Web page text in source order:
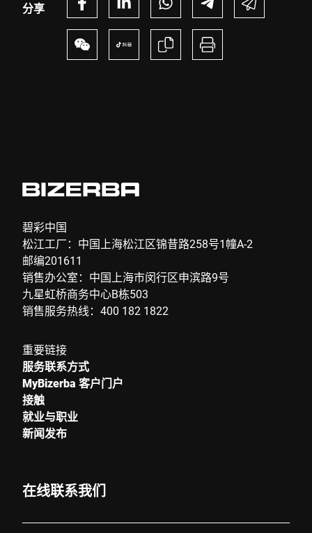
Click to start verification
分享
碧彩中国
松江工厂：中国上海松江区锦昔路258号1幢A-2
邮编201611
销售办公室：中国上海市闵行区申滨路9号
九星虹桥商务中心B栋503
销售服务热线：400 182 1822
重要链接
服务联系方式
MyBizerba 客户门户
接触
就业与职业
新闻发布
在线联系我们